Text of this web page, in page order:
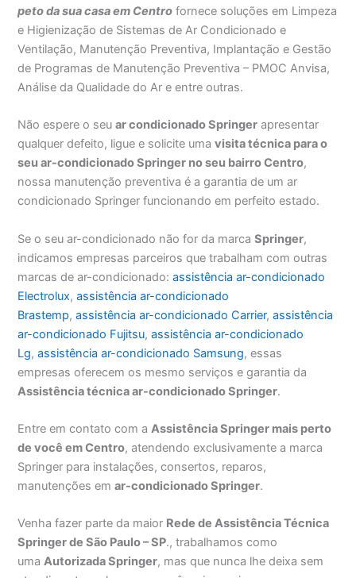
peto da sua casa em Centro fornece soluções em Limpeza
e Higienização de Sistemas de Ar Condicionado e
Ventilação, Manutenção Preventiva, Implantação e Gestão
de Programas de Manutenção Preventiva – PMOC Anvisa,
Análise da Qualidade do Ar e entre outras.
Não espere o seuar condicionado Springer apresentar
qualquer defeito, ligue e solicite umavisita técnica para o
seu ar-condicionado Springer no seu bairro Centro,
nossa manutenção preventiva é a garantia de um ar
condicionado Springer funcionando em perfeito estado.
Se o seu ar-condicionado não for da marcaSpringer,
indicamos empresas parceiros que trabalham com outras
marcas de ar-condicionado:assistência ar-condicionado
Electrolux,assistência ar-condicionado
Brastemp,assistência ar-condicionado Carrier,assistência
ar-condicionado Fujitsu,assistência ar-condicionado
Lg,assistência ar-condicionado Samsung, essas
empresas oferecem os mesmo serviços e garantia da
Assistência técnica ar-condicionado Springer.
Entre em contato com aAssistência Springer mais perto
de você em Centro, atendendo exclusivamente a marca
Springer para instalações, consertos, reparos,
manutenções emar-condicionado Springer.
Venha fazer parte da maior Rede de Assistência Técnica
Springer de São Paulo – SP., trabalhamos como
umaAutorizada Springer, mas que nunca lhe deixa sem